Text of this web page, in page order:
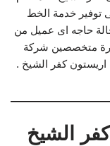
توفير خدمة الخط
حاجه اى عميل من
متخصصين شركة
كفر الشيخ .
الشيخ